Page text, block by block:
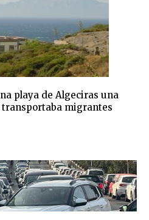
playa de Algeciras una
migrantes